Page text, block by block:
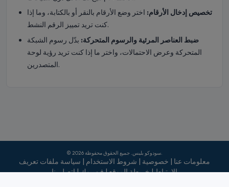
تخصيص إدخال الأرقام: اختر وضع الأرقام بالنقر أو بالكتابة، وما إذا
كنت تريد تمييز الرقم النشط.
ضبط العناصر المرئية والرسوم المتحركة: بدّل رسوم الشبكة
المتحركة وعرض الاحتمالات، واختر ما إذا كنت تريد رؤية لوحة
المتصدرين.
معلومات عنا | خصوصية | شروط الاستخدام | سياسة ملفات تعريف
الارتباط|خريطة الموقع|فيسبوك|اتصل بنا